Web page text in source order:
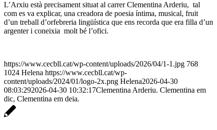
L’Arxiu està precisament situat al carrer Clementina Arderiu, tal
com es va explicar, una creadora de poesia íntima, musical, fruit
d’un treball d’orfebreria lingüística que ens recorda que era filla d’un
argenter i coneixia molt bé l’ofici.
https://www.cecbll.cat/wp-content/uploads/2026/04/1-1.jpg 768
1024 Helena https://www.cecbll.cat/wp-
content/uploads/2024/01/logo-2x.png Helena2026-04-30
08:03:292026-04-30 10:32:17Clementina Arderiu. Clementina em
dic, Clementina em deia.